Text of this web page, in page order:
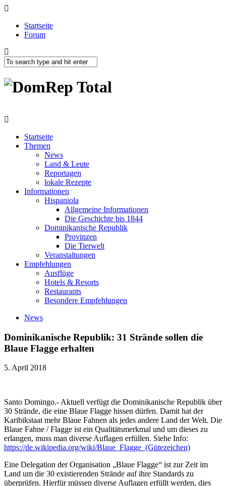
Startseite
Forum
Startseite
Themen
News
Land & Leute
Reportagen
lokale Rezepte
Informationen
Hispaniola
Allgemeine Informationen
Die Geschichte bis 1844
Dominikanische Republik
Provinzen
Die Tierwelt
Veranstaltungen
Empfehlungen
Ausflüge
Hotels & Resorts
Restaurants
Besondere Empfehlungen
News
Dominikanische Republik: 31 Strände sollen die
Blaue Flagge erhalten
5. April 2018
Santo Domingo.- Aktuell verfügt die Dominikanische Republik über
30 Strände, die eine Blaue Flagge hissen dürfen. Damit hat der
Karibikstaat mehr Blaue Fahnen als jedes andere Land der Welt. Die
Blaue Fahne / Flagge ist ein Qualitätsmerkmal und um dieses zu
erlangen, muss man diverse Auflagen erfüllen. Siehe Info:
https://de.wikipedia.org/wiki/Blaue_Flagge_(Gütezeichen)
Eine Delegation der Organisation „Blaue Flagge“ ist zur Zeit im
Land um die 30 existierenden Strände auf ihre Standards zu
überprüfen. Hierfür müssen diverse Auflagen erfüllt werden, dies